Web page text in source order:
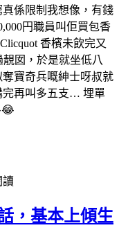
係限制我想像，有錢
円職員叫佢買包香
香檳未飲完又
囡，於是就坐低八
寶奇兵嘅紳士呀叔就
完再叫多五支… 埋單
讀
，基本上傾生